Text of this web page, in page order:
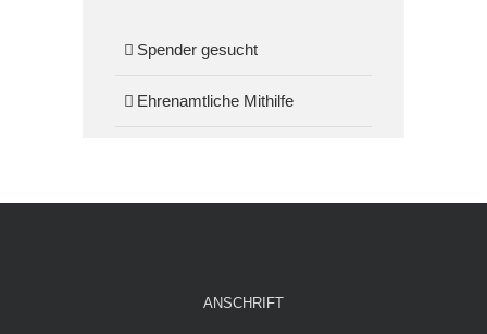
Spender gesucht
Ehrenamtliche Mithilfe
ANSCHRIFT